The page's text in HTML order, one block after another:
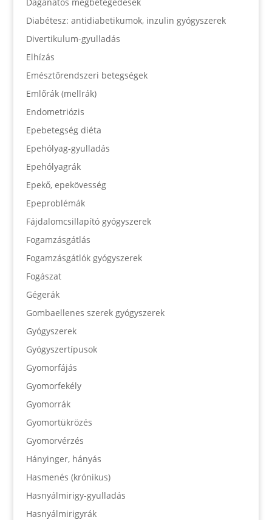
Diabétesz: antidiabetikumok, inzulin gyógyszerek
Divertikulum-gyulladás
Elhízás
Emésztőrendszeri betegségek
Emlőrák (mellrák)
Endometriózis
Epebetegség diéta
Epehólyag-gyulladás
Epehólyagrák
Epekő, epekövesség
Epeproblémák
Fájdalomcsillapító gyógyszerek
Fogamzásgátlás
Fogamzásgátlók gyógyszerek
Fogászat
Gégerák
Gombaellenes szerek gyógyszerek
Gyógyszerek
Gyógyszertípusok
Gyomorfájás
Gyomorfekély
Gyomorrák
Gyomortükrözés
Gyomorvérzés
Hányinger, hányás
Hasmenés (krónikus)
Hasnyálmirigy-gyulladás
Hasnyálmirigyrák